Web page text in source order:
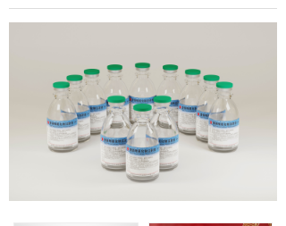
媒体报道
产品服务
输液产品
口服液产品